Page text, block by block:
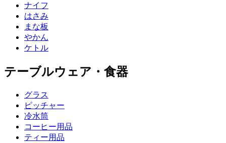
ナイフ
はさみ
まな板
やかん
ケトル
テーブルウェア・食器
グラス
ピッチャー
冷水筒
コーヒー用品
ティー用品